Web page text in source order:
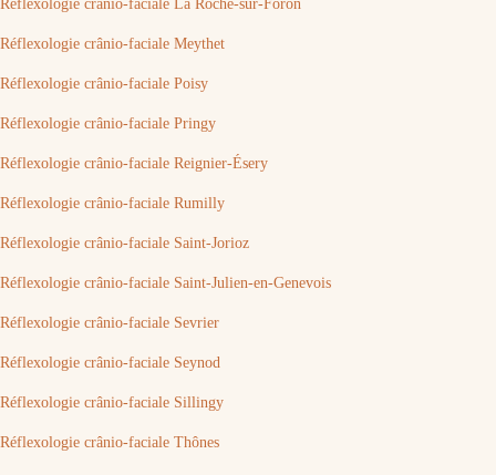
Réflexologie crânio-faciale La Roche-sur-Foron
Réflexologie crânio-faciale Meythet
Réflexologie crânio-faciale Poisy
Réflexologie crânio-faciale Pringy
Réflexologie crânio-faciale Reignier-Ésery
Réflexologie crânio-faciale Rumilly
Réflexologie crânio-faciale Saint-Jorioz
Réflexologie crânio-faciale Saint-Julien-en-Genevois
Réflexologie crânio-faciale Sevrier
Réflexologie crânio-faciale Seynod
Réflexologie crânio-faciale Sillingy
Réflexologie crânio-faciale Thônes